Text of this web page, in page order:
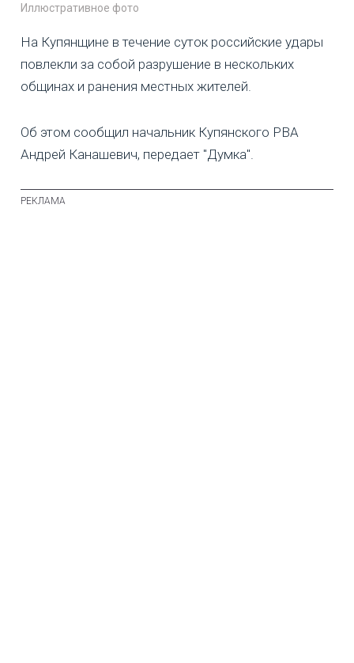
Иллюстративное фото
На Купянщине в течение суток российские удары
повлекли за собой разрушение в нескольких
общинах и ранения местных жителей.
Об этом сообщил начальник Купянского РВА
Андрей Канашевич, передает "Думка".